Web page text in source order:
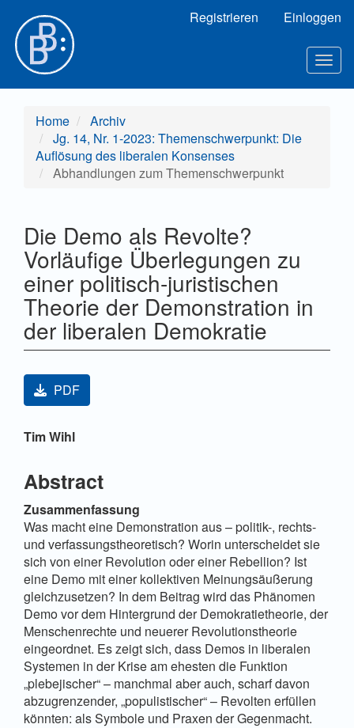
Hauptinhalt
Sidebar
Registrieren Einloggen
Home
Archiv
Jg. 14, Nr. 1-2023: Themenschwerpunkt: Die
Auflösung des liberalen Konsenses
Abhandlungen zum Themenschwerpunkt
Die Demo als Revolte?
Vorläufige Überlegungen zu
einer politisch-juristischen
Theorie der Demonstration in
der liberalen Demokratie
Artikel-Sidebar
PDF
Hauptsächlicher Artikelinhalt
Tim Wihl
Abstract
Zusammenfassung
Was macht eine Demonstration aus – politik-, rechts-
und verfassungstheoretisch? Worin unterscheidet sie
sich von einer Revolution oder einer Rebellion? Ist
eine Demo mit einer kollektiven Meinungsäußerung
gleichzusetzen? In dem Beitrag wird das Phänomen
Demo vor dem Hintergrund der Demokratietheorie, der
Menschenrechte und neuerer Revolutionstheorie
eingeordnet. Es zeigt sich, dass Demos in liberalen
Systemen in der Krise am ehesten die Funktion
„plebejischer“ – manchmal aber auch, scharf davon
abzugrenzender, „populistischer“ – Revolten erfüllen
könnten: als Symbole und Praxen der Gegenmacht.